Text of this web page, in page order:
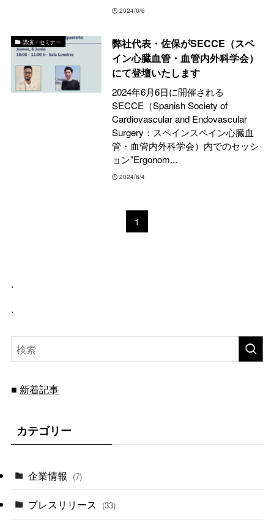
2024/6/6
講演・セミナー
弊社代表・佐保がSECCE（スペ
イン心臓血管・血管内外科学会）
にて登壇いたします
2024年6月6日に開催される
SECCE（Spanish Society of
Cardiovascular and Endovascular
Surgery：スペインスペイン心臓血
管・血管内外科学会）内でのセッシ
ョン"Ergonom...
2024/6/4
1
.
.
■ 新着記事
カテゴリー
企業情報 (7)
プレスリリース (33)